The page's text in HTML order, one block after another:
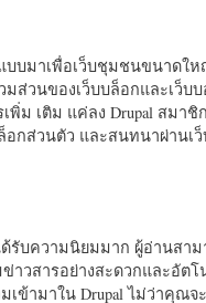
บบมาเพื่อเว็บชุมชนขนาดให
มส่วนของเว็บบล็อกและเว็บ
พิ่ม เติม แค่ลง Drupal สมาชิ
กส่วนตัว และสนทนาผ่านเว็
ด้รับความนิยมมาก ผู้อ่านสา
าวสารอย่างสะดวกและอัต
เข้ามาใน Drupal ไม่ว่าคุณจ